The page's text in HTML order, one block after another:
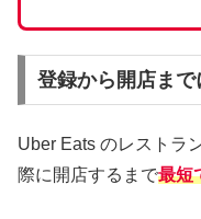
登録から開店ま
Uber Eats のレストラ
際に開店するまで最短